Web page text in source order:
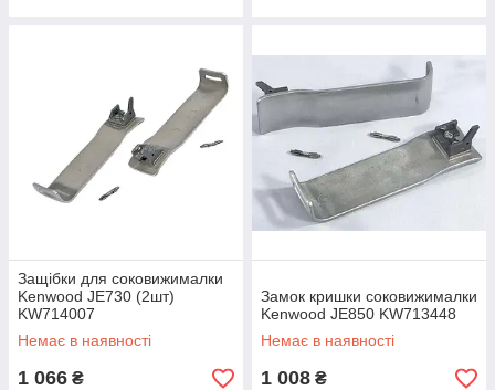
Защібки для соковижималки
Kenwood JE730 (2шт)
KW714007
Немає в наявності
1 066 ₴
Замок кришки соковижималки
Kenwood JE850 KW713448
Немає в наявності
1 008 ₴